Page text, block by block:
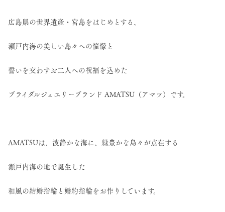
広島県の世界遺産・宮島をはじめとする、
瀬戸内海の美しい島々への憧憬と
誓いを交わすお二人への祝福を込めた
ブライダルジュエリーブランド AMATSU（アマツ）です。
AMATSUは、波静かな海に、緑豊かな島々が点在する
瀬戸内海の地で誕生した
和風の結婚指輪と婚約指輪をお作りしています。